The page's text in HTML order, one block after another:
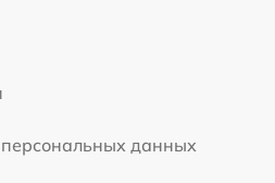
персональных данных